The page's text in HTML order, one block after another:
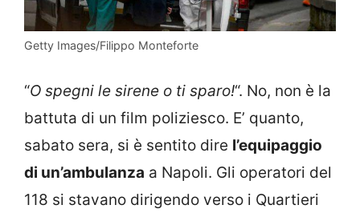
Getty Images/Filippo Monteforte
“O spegni le sirene o ti sparo!“. No, non è la
battuta di un film poliziesco. E’ quanto,
sabato sera, si è sentito dire l’equipaggio
di un’ambulanza a Napoli. Gli operatori del
118 si stavano dirigendo verso i Quartieri